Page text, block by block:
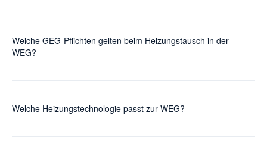
Welche GEG-Pflichten gelten beim Heizungstausch in der
WEG?
werden. Übergangsfristen für bestehende Gas- und
Welche Heizungstechnologie passt zur WEG?